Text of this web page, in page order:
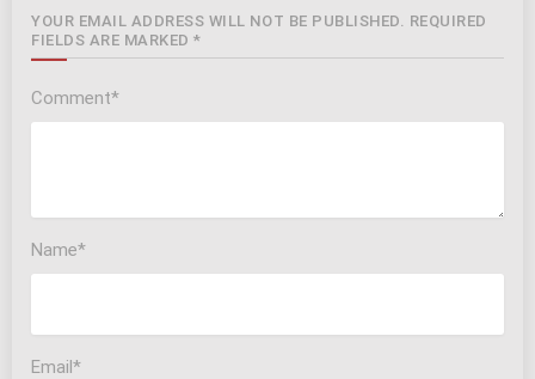
YOUR EMAIL ADDRESS WILL NOT BE PUBLISHED. REQUIRED
FIELDS ARE MARKED *
Comment*
Name*
Email*